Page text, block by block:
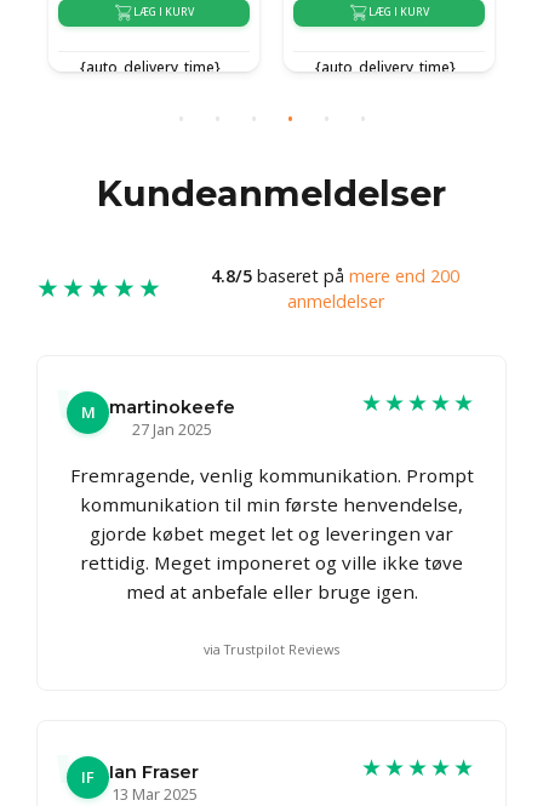
LÆG I KURV
{auto_delivery_time}
LÆG I KURV
{auto_delivery_time}
Kundeanmeldelser
★★★★★ 4.8/5 baseret på mere end 200
anmeldelser
M
martinokeefe
27 Jan 2025
★★★★★
Fremragende, venlig kommunikation. Prompt
kommunikation til min første henvendelse,
gjorde købet meget let og leveringen var
rettidig. Meget imponeret og ville ikke tøve
med at anbefale eller bruge igen.
via Trustpilot Reviews
IF
Ian Fraser
13 Mar 2025
★★★★★